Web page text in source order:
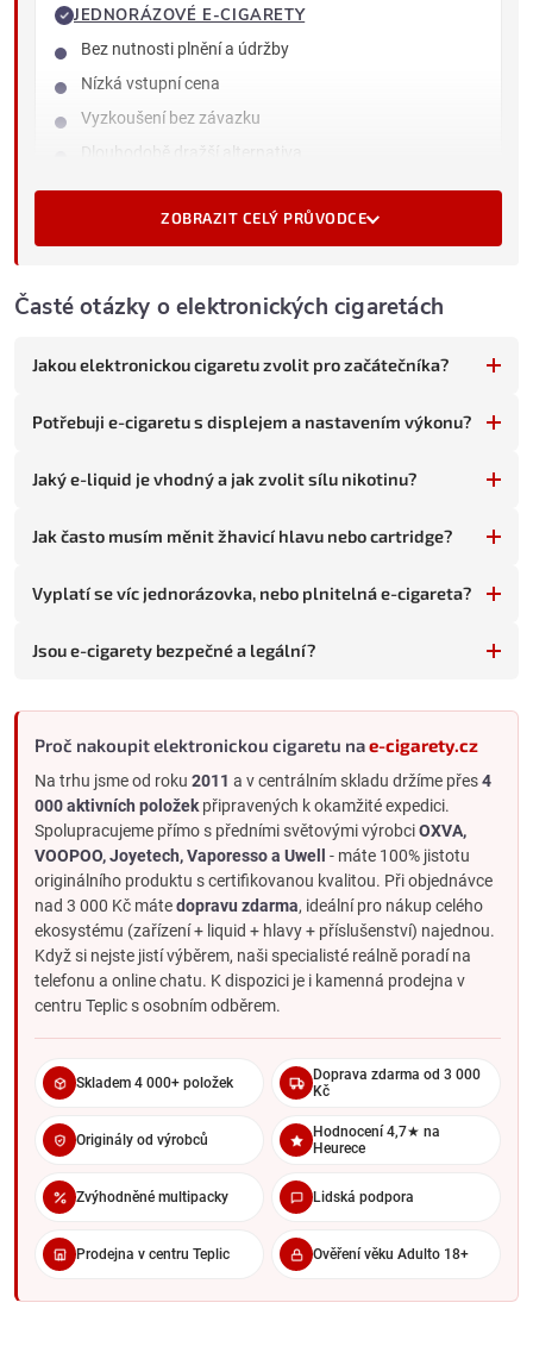
JEDNORÁZOVÉ E-CIGARETY
Bez nutnosti plnění a údržby
Nízká vstupní cena
Vyzkoušení bez závazku
Dlouhodobě dražší alternativa
Více odpadu
Vyžadují plnění liquidu a výměnu hlav
Výrazně levnější v dlouhodobém horizontu
Méně odpadu
Pokud vapování teprve zkoušíte, sáhněte po jednorázovce.
se vyplatí.
Hlavní typy elektronických cigaret
uživatele:
Ideální pro většinu uživatelů, kteří chtějí dlouhodobé řešení
bez technického nastavování.
Gripy a mody- výkonná zařízení s displejem, nastavitelným
wattáží, vyměnitelnými atomizéry. Pro pokročilé vapery, kteří
chtějí ladit zážitek do detailu.
Přednaplněné POD systémy- zařízení s předplněnými
cartridgemi nebo POD jednotkami. Jednoduchost
jednorázovky, ale s vyměnitelnými díly. Mezi-krok mezi
jednorázovkou a klasickým POD.
Jednorázové e-cigarety - hotové k použití, bez plnění a
Pro koho je jaký typ vhodný
Doporučení podle profilu uživatele:
Úplný začátečník zkoušející vapování: jednorázovka,
případně přednaplněný POD systém.
Kuřák přecházející z cigaret dlouhodobě
cigareta nebo POD systém s nikotinovou solí (jemný throat
hit, rychlá vstřebatelnost).
Pravidelný vaper bez technického zájmu
ZOBRAZIT CELÝ PRŮVODCE
Časté otázky o elektronických cigaretách
Jakou elektronickou cigaretu zvolit pro začátečníka?
Potřebuji e-cigaretu s displejem a nastavením výkonu?
Jaký e-liquid je vhodný a jak zvolit sílu nikotinu?
Jak často musím měnit žhavicí hlavu nebo cartridge?
Vyplatí se víc jednorázovka, nebo plnitelná e-cigareta?
Jsou e-cigarety bezpečné a legální?
Proč nakoupit elektronickou cigaretu nae-cigarety.cz
Na trhu jsme od roku 2011 a v centrálním skladu držíme přes4
000 aktivních položekpřipravených k okamžité expedici.
Spolupracujeme přímo s předními světovými výrobciOXVA,
VOOPOO, Joyetech, Vaporesso a Uwell
- máte 100% jistotu
originálního produktu s certifikovanou kvalitou. Při objednávce
nad 3 000 Kč mátedopravu zdarma, ideální pro nákup celého
ekosystému (zařízení + liquid + hlavy + příslušenství) najednou.
Když si nejste jistí výběrem, naši specialisté reálně poradí na
telefonu a online chatu. K dispozici je i kamenná prodejna v
centru Teplic s osobním odběrem.
Skladem 4 000+ položek
Doprava zdarma od 3 000
Kč
Originály od výrobců
Hodnocení 4,7★ na
Heurece
Zvýhodněné multipacky Lidská podpora
Prodejna v centru Teplic Ověření věku Adulto 18+